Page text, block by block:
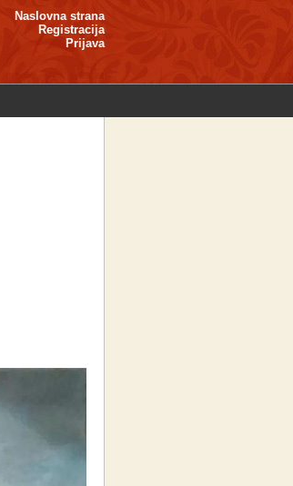
Naslovna strana
Registracija
Prijava